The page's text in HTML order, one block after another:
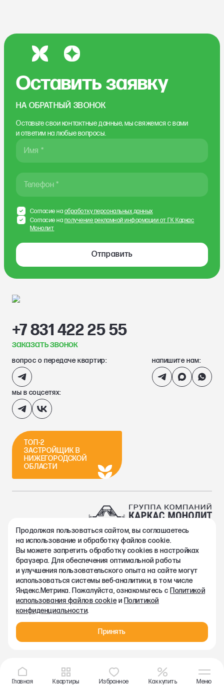
Оставить заявку
НА ОБРАТНЫЙ ЗВОНОК
Оставьте свои контактные данные, мы свяжемсяс вами
и ответим на любые вопросы.
Имя *
Телефон *
Отправить
Согласие на обработку персональных данных
Согласие на получение рекламной информации от ГК Каркас
Монолит
+7 831 422 25 55
заказать звонок
вопрос о передаче квартир: напишите нам:
мы в соцсетях:
ТОП-2
ЗАСТРОЙЩИК В
НИЖЕГОРОДСКОЙ
ОБЛАСТИ
2002-2026. Группа компаний Каркас Монолит
Политика конфиденциальности
Правовая информация
Согласие на обработку персональных данных
Согласие на получение рекламно-информационных материалов
Любая информация, представленная на данном сайте, носит
исключительно информационный характер и ни при каких
условиях не является публичной офертой, определяемой
Главная Квартиры Избранное Как купить Меню
Продолжая пользоваться сайтом, вы соглашаетесь
на использование и обработку файлов cookie.
Вы можете запретить обработку сookies в настройках
браузера. Для обеспечения оптимальной работы
и улучшения пользовательского опыта на сайте могут
использоваться системы веб-аналитики, в том числе
Яндекс.Метрика. Пожалуйста, ознакомьтесь с Политикой
использования файлов cookieи Политикой
конфиденциальности.
Принять